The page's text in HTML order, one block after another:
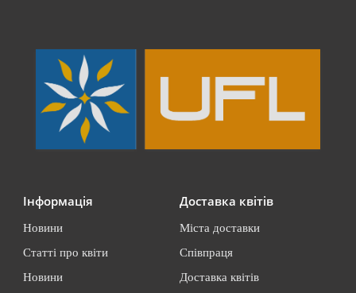
Інформація
Новини
Статті про квіти
Новини
Доставка квітів
Міста доставки
Співпраця
Доставка квітів